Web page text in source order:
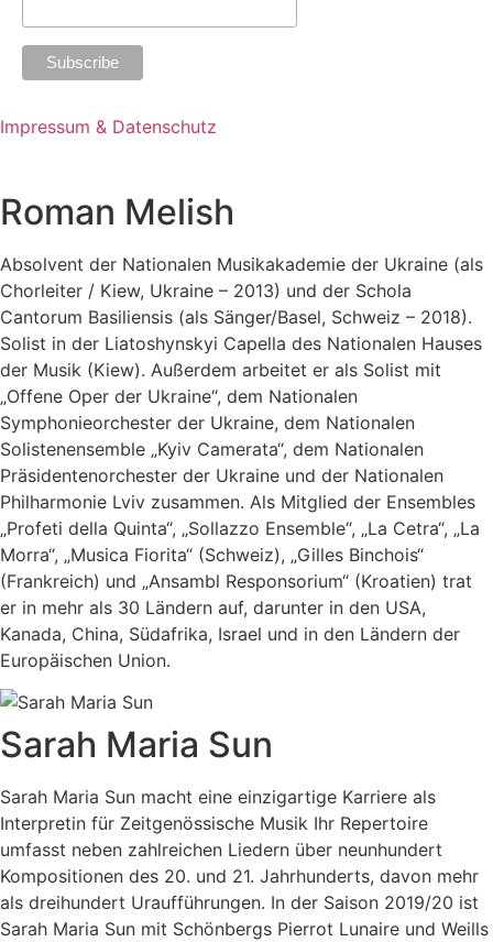
Impressum & Datenschutz
Roman Melish
Absolvent der Nationalen Musikakademie der Ukraine (als
Chorleiter / Kiew, Ukraine – 2013) und der Schola
Cantorum Basiliensis (als Sänger/Basel, Schweiz – 2018).
Solist in der Liatoshynskyi Capella des Nationalen Hauses
der Musik (Kiew). Außerdem arbeitet er als Solist mit
„Offene Oper der Ukraine“, dem Nationalen
Symphonieorchester der Ukraine, dem Nationalen
Solistenensemble „Kyiv Camerata“, dem Nationalen
Präsidentenorchester der Ukraine und der Nationalen
Philharmonie Lviv zusammen. Als Mitglied der Ensembles
„Profeti della Quinta“, „Sollazzo Ensemble“, „La Cetra“, „La
Morra“, „Musica Fiorita“ (Schweiz), „Gilles Binchois“
(Frankreich) und „Ansambl Responsorium“ (Kroatien) trat
er in mehr als 30 Ländern auf, darunter in den USA,
Kanada, China, Südafrika, Israel und in den Ländern der
Europäischen Union.
Sarah Maria Sun
Sarah Maria Sun macht eine einzigartige Karriere als
Interpretin für Zeitgenössische Musik Ihr Repertoire
umfasst neben zahlreichen Liedern über neunhundert
Kompositionen des 20. und 21. Jahrhunderts, davon mehr
als dreihundert Uraufführungen. In der Saison 2019/20 ist
Sarah Maria Sun mit Schönbergs Pierrot Lunaire und Weills